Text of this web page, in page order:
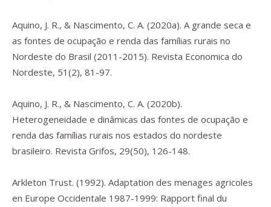
Aquino, J. R., & Nascimento, C. A. (2020a). A grande seca e
as fontes de ocupação e renda das famílias rurais no
Nordeste do Brasil (2011-2015). Revista Economica do
Nordeste, 51 (2), 81-97.
Aquino, J. R., & Nascimento, C. A. (2020b).
Heterogeneidade e dinâmicas das fontes de ocupação e
renda das famílias rurais nos estados do nordeste
brasileiro. Revista Grifos, 29(50), 126-148.
Arkleton Trust. (1992). Adaptation des menages agricoles
en Europe Occidentale 1987-1999: Rapport final du